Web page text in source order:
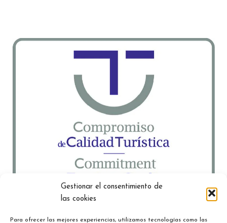
Gestionar el consentimiento de
las cookies
Para ofrecer las mejores experiencias, utilizamos tecnologías como las